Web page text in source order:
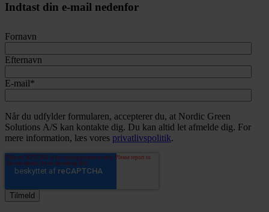
Indtast din e-mail nedenfor
Fornavn
Efternavn
E-mail*
Når du udfylder formularen, accepterer du, at Nordic Green
Solutions A/S kan kontakte dig. Du kan altid let afmelde dig. For
mere information, læs vores privatlivspolitik.